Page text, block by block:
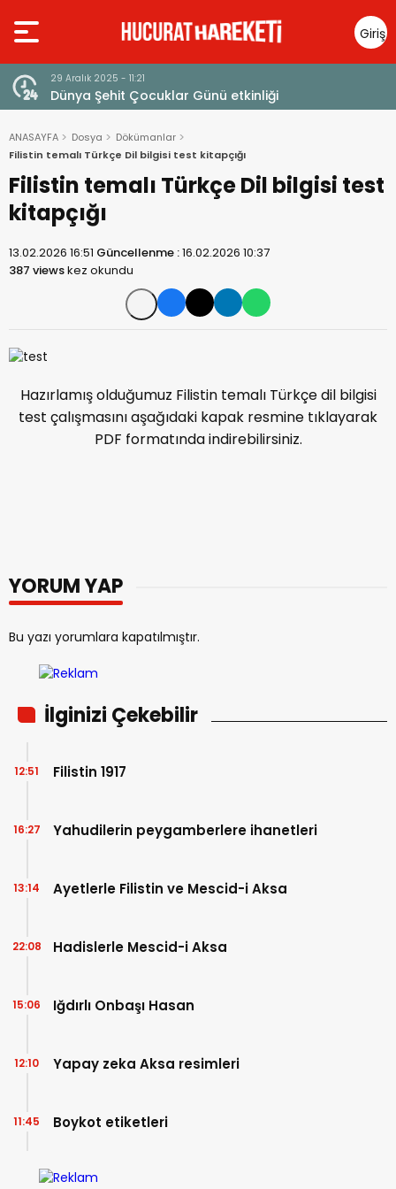
Giriş
Yap
29 Aralık 2025 - 11:21
Dünya Şehit Çocuklar Günü etkinliği
ANASAYFA Dosya
Dökümanlar
Filistin temalı Türkçe Dil bilgisi test kitapçığı
Filistin temalı Türkçe Dil bilgisi test
kitapçığı
13.02.2026 16:51 Güncellenme :16.02.2026 10:37
387 viewskez okundu
Hazırlamış olduğumuz Filistin temalı Türkçe dil bilgisi
test çalışmasını aşağıdaki kapak resmine tıklayarak
PDF formatında indirebilirsiniz.
YORUM YAP
Bu yazı yorumlara kapatılmıştır.
İlginizi Çekebilir
Filistin 1917
12:51
Yahudilerin peygamberlere ihanetleri
16:27
Ayetlerle Filistin ve Mescid-i Aksa
13:14
Hadislerle Mescid-i Aksa
22:08
Iğdırlı Onbaşı Hasan
15:06
Yapay zeka Aksa resimleri
12:10
Boykot etiketleri
11:45